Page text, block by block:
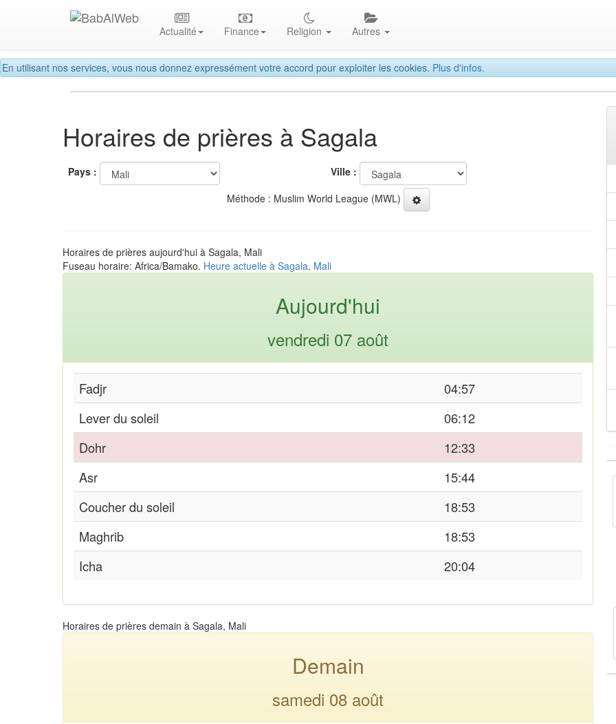
En utilisant nos services, vous nous donnez expressément votre accord pour exploiter les cookies. Plus d'infos.
Actualité Finance Religion Autres
Horaires de prières à Sagala
Pays :
Ville :
Méthode : Muslim World League (MWL)
Horaires de prières aujourd'hui à Sagala, Mali
Fuseau horaire: Africa/Bamako. Heure actuelle à Sagala, Mali
Aujourd'hui
vendredi 07 août
Fadjr
04:57
Lever du soleil
06:12
Dohr
12:33
Asr
15:44
Coucher du soleil
18:53
Maghrib
18:53
Icha
20:04
Horaires de prières demain à Sagala, Mali
Demain
samedi 08 août